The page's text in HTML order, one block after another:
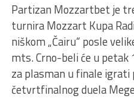
Partizan Mozzartbet je
turnira Mozzart Kupa
niškom „Čairu“ posle
mts. Crno-beli će u petak
za plasman u finale
četvrtfinalnog duela